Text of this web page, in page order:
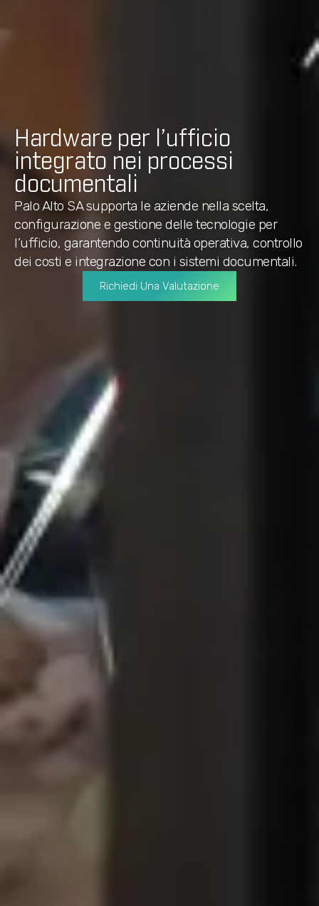
Hardware per l’ufficio
integrato nei processi
documentali
Palo Alto SA supporta le aziende nella scelta,
configurazione e gestione delle tecnologie per
l’ufficio, garantendo continuità operativa, controllo
dei costi e integrazione con i sistemi documentali.
Richiedi Una Valutazione